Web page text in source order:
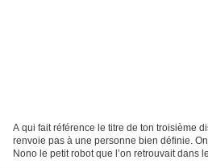
A qui fait référence le titre de ton troisième
renvoie pas à une personne bien définie.
Nono le petit robot que l’on retrouvait dans